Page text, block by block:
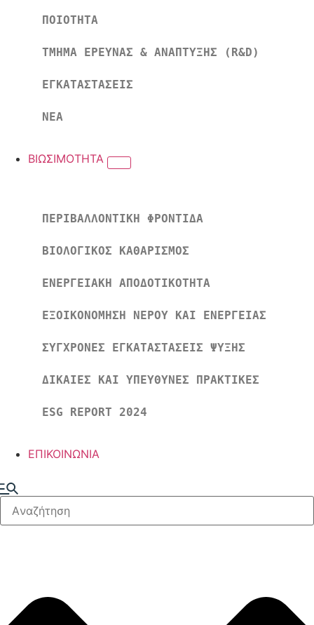
ΠΟΙΟΤΗΤΑ
ΤΜΗΜΑ ΕΡΕΥΝΑΣ & ΑΝΑΠΤΥΞΗΣ (R&D)
ΕΓΚΑΤΑΣΤΑΣΕΙΣ
ΝΕΑ
ΒΙΩΣΙΜΟΤΗΤΑ
ΠΕΡΙΒΑΛΛΟΝΤΙΚΗ ΦΡΟΝΤΙΔΑ
ΒΙΟΛΟΓΙΚΟΣ ΚΑΘΑΡΙΣΜΟΣ
ΕΝΕΡΓΕΙΑΚΗ ΑΠΟΔΟΤΙΚΟΤΗΤΑ
ΕΞΟΙΚΟΝΟΜΗΣΗ ΝΕΡΟΥ ΚΑΙ ΕΝΕΡΓΕΙΑΣ
ΣΥΓΧΡΟΝΕΣ ΕΓΚΑΤΑΣΤΑΣΕΙΣ ΨΥΞΗΣ
ΔΙΚΑΙΕΣ ΚΑΙ ΥΠΕΥΘΥΝΕΣ ΠΡΑΚΤΙΚΕΣ
ESG REPORT 2024
ΕΠΙΚΟΙΝΩΝΙΑ